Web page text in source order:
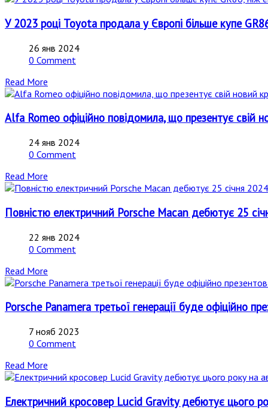
У 2023 році Toyota продала у Європі більше купе
26 янв 2024
0 Comment
Read More
Alfa Romeo офіційно повідомила, що презентує свій
24 янв 2024
0 Comment
Read More
Повністю електричний Porsche Macan дебютує 25
22 янв 2024
0 Comment
Read More
Porsche Panamera третьої генерації буде офіційно
7 нояб 2023
0 Comment
Read More
Електричний кросовер Lucid Gravity дебютує цього